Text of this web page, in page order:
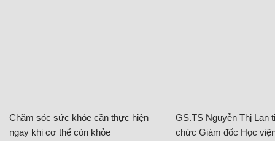
Chăm sóc sức khỏe cần thực hiện
ngay khi cơ thể còn khỏe
GS.TS Nguyễn Thị Lan
chức Giám đốc Học